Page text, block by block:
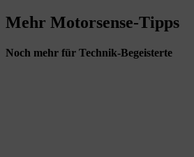
Mehr Motorsense-Tipps
Noch mehr für Technik-Begeisterte